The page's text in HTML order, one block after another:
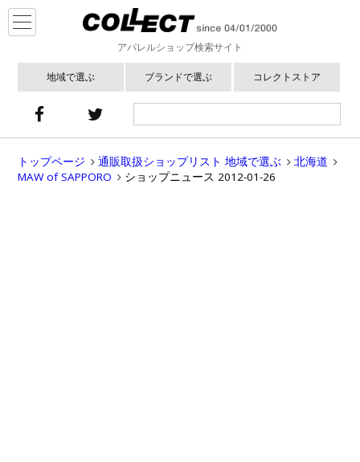
アパレルショップ検索サイト
地域で選ぶ ブランドで選ぶ コレクトストア
トップページ 通販取扱ショップリスト 地域で選ぶ
北海道
MAW of SAPPORO
ショップニュース 2012-01-26